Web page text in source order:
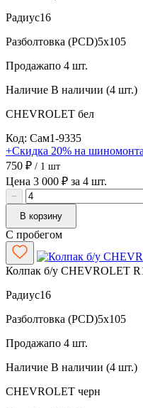
Радиус16
Разболтовка (PCD)5x105
Продажапо 4 шт.
Наличие В наличии (4 шт.)
CHEVROLET бел
Код: Сам1-9335
+Скидка 20% на
750 ₽ / 1 шт
Цена 3 000 ₽ за 4 шт.
−
В корзину
С пробегом
Колпак б/у CHEVROLET
Радиус16
Разболтовка (PCD)5x105
Продажапо 4 шт.
Наличие В наличии (4 шт.)
CHEVROLET черн